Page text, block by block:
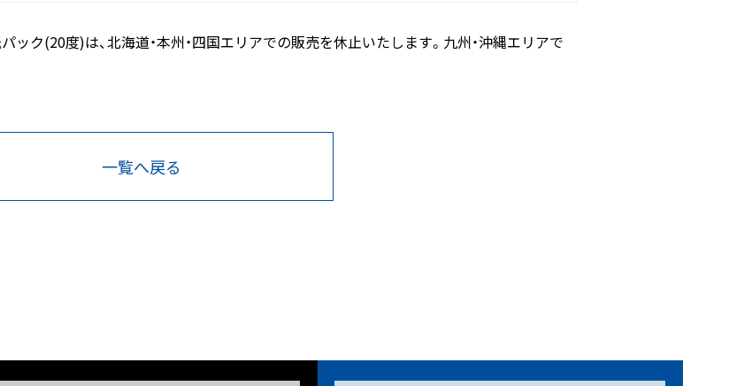
ク(20度)は、北海道・本州・四国エリアでの販売を休止いたします。九州・沖縄エリアで
一覧へ戻る